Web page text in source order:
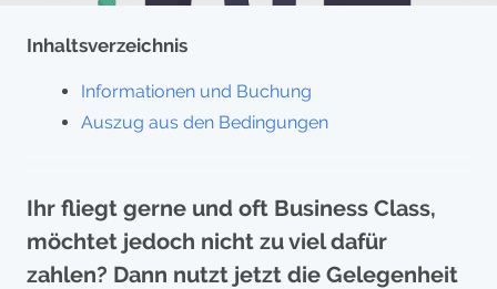
Inhaltsverzeichnis
Informationen und Buchung
Auszug aus den Bedingungen
Ihr fliegt gerne und oft Business Class,
möchtet jedoch nicht zu viel dafür
zahlen? Dann nutzt jetzt die Gelegenheit